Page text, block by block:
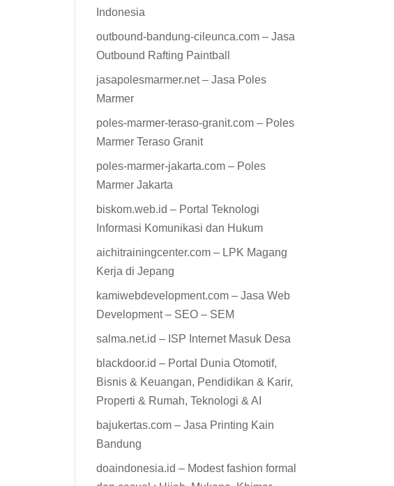
Indonesia
outbound-bandung-cileunca.com – Jasa
Outbound Rafting Paintball
jasapolesmarmer.net – Jasa Poles
Marmer
poles-marmer-teraso-granit.com – Poles
Marmer Teraso Granit
poles-marmer-jakarta.com – Poles
Marmer Jakarta
biskom.web.id – Portal Teknologi
Informasi Komunikasi dan Hukum
aichitrainingcenter.com – LPK Magang
Kerja di Jepang
kamiwebdevelopment.com – Jasa Web
Development – SEO – SEM
salma.net.id – ISP Internet Masuk Desa
blackdoor.id – Portal Dunia Otomotif,
Bisnis & Keuangan, Pendidikan & Karir,
Properti & Rumah, Teknologi & AI
bajukertas.com – Jasa Printing Kain
Bandung
doaindonesia.id – Modest fashion formal